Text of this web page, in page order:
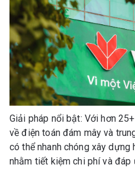
Giải pháp nổi bật: Với hơn
về điện toán đám mây và
có thể nhanh chóng xây dựng
nhằm tiết kiệm chi phí và đáp